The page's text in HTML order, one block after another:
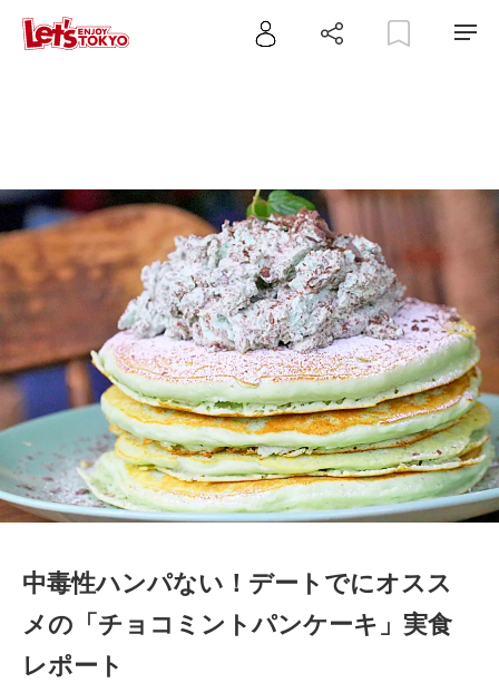
中毒性ハンパない！デートでにオスス
メの「チョコミントパンケーキ」実食
レポート